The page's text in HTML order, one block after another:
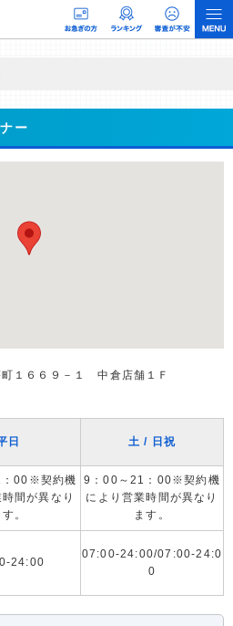
当編集部の調査／ユーザーへの口コミ収集な
供を行っています。
ー
１６６９－１ 中倉店舗１Ｆ
日 土 / 日祝
00※契約機
間が異なり
す。
9：00～21：00※契約機
により営業時間が異なり
ます。
24:00
07:00-24:00/07:00-24:0
0